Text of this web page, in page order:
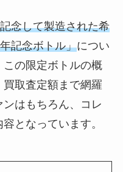
念して製造された希
記念ボトル」につい
の限定ボトルの概
取査定額まで網羅
はもちろん、コレ
となっています。